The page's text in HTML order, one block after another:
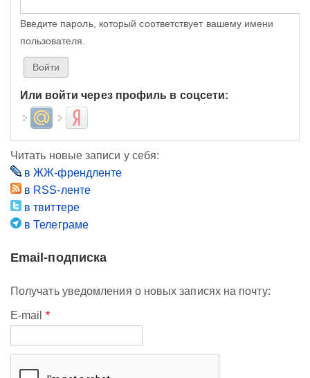
Введите пароль, который соответствует вашему имени
пользователя.
Или войти через профиль в соцсети:
Login with Mail.ruLogin with Яндекс
Читать новые записи у себя:
в ЖЖ-френдленте
в RSS-ленте
в твиттере
в Телеграме
Email-подписка
Получать уведомления о новых записях на почту:
E-mail *